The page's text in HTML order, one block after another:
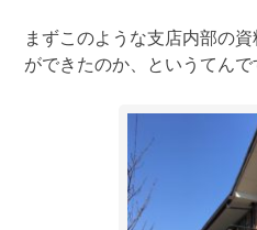
まずこのような支店内部の
ができたのか、というてんで